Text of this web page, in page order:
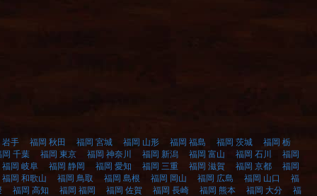
岩手 福岡 秋田 福岡 宮城 福岡 山形 福岡 福島 福岡 茨城
福岡 栃
岡 千葉
福岡 東京 福岡 神奈川 福岡 新潟 福岡 富山 福岡 石川
福岡
福岡 岐阜
福岡 静岡 福岡 愛知 福岡 三重 福岡 滋賀 福岡 京都
福岡
福岡 和歌山
福岡 鳥取 福岡 島根 福岡 岡山 福岡 広島 福岡 山口
福
福岡 高知 福岡 福岡 福岡 佐賀 福岡 長崎 福岡 熊本 福岡 大分 福